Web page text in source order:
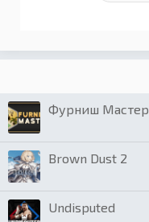
Фурниш Мастер
Brown Dust 2
Undisputed